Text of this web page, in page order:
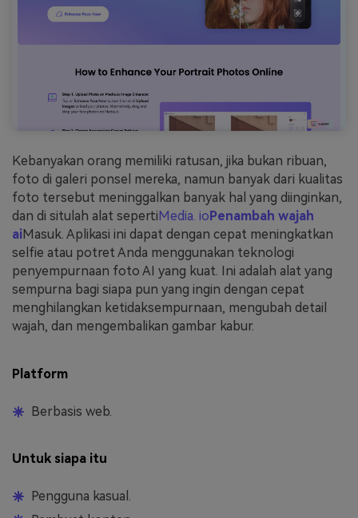
Kebanyakan orang memiliki ratusan, jika bukan ribuan,
foto di galeri ponsel mereka, namun banyak dari kualitas
foto tersebut meninggalkan banyak hal yang diinginkan,
dan di situlah alat sepertiMedia. ioPenambah wajah
aiMasuk. Aplikasi ini dapat dengan cepat meningkatkan
selfie atau potret Anda menggunakan teknologi
penyempurnaan foto AI yang kuat. Ini adalah alat yang
sempurna bagi siapa pun yang ingin dengan cepat
menghilangkan ketidaksempurnaan, mengubah detail
wajah, dan mengembalikan gambar kabur.
Platform
Berbasis web.
Untuk siapa itu
Pengguna kasual.